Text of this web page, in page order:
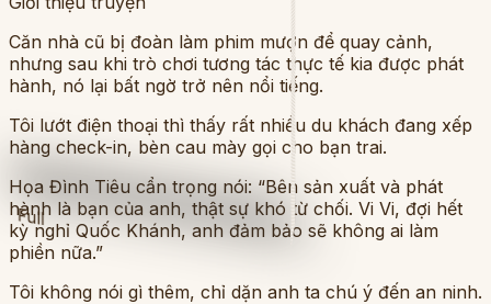
Full
Căn nhà cũ bị đoàn làm phim mượn để quay cảnh,
nhưng sau khi trò chơi tương tác thực tế kia được phát
hành, nó lại bất ngờ trở nên nổi tiếng.
Tôi lướt điện thoại thì thấy rất nhiều du khách đang xếp
hàng check-in, bèn cau mày gọi cho bạn trai.
Họa Đình Tiêu cẩn trọng nói: “Bên sản xuất và phát
hành là bạn của anh, thật sự khó từ chối. Vi Vi, đợi hết
kỳ nghỉ Quốc Khánh, anh đảm bảo sẽ không ai làm
phiền nữa.”
Tôi không nói gì thêm, chỉ dặn anh ta chú ý đến an ninh.